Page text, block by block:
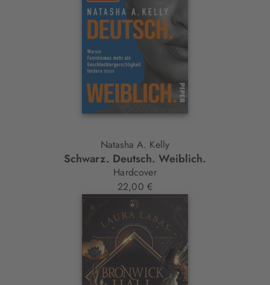
Natasha A. Kelly
Schwarz. Deutsch. Weiblich.
Hardcover
22,00 €